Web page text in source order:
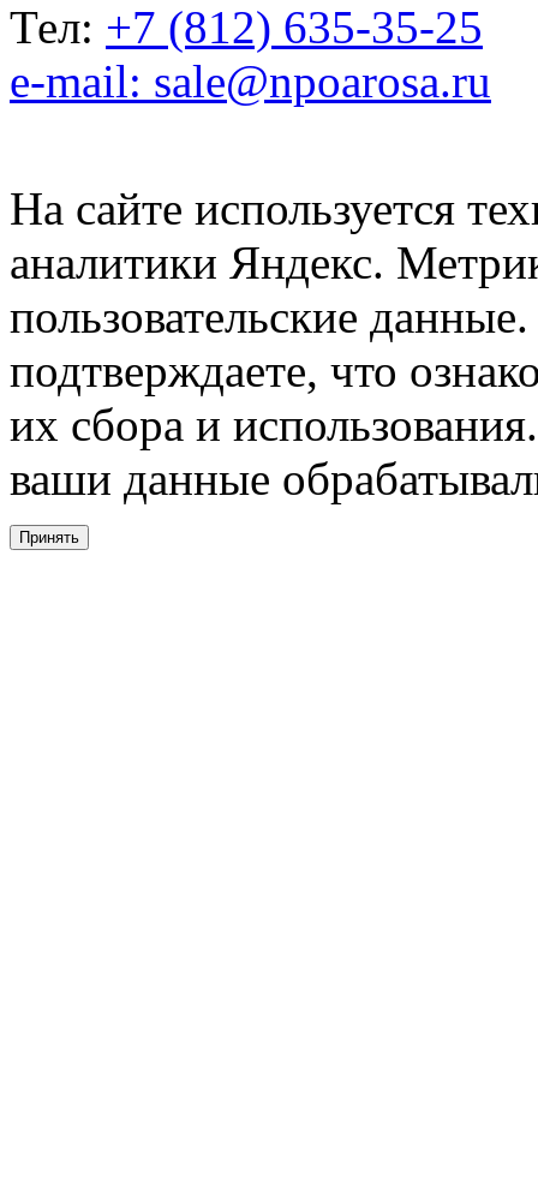
Тел: +7 (812) 635-35-25
e-mail: sale@npoarosa.ru
На сайте используется
аналитики Яндекс.
пользовательские
подтверждаете, что
их сбора и
ваши данные
Принять